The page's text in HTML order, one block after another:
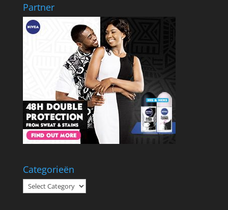
Partner
Categorieën
Categorieën